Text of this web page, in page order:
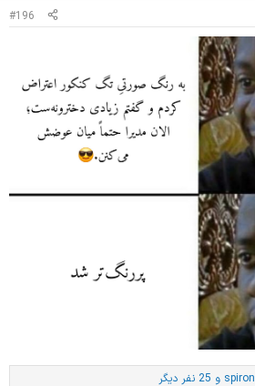
#196
spiron و 25 نفر دیگر